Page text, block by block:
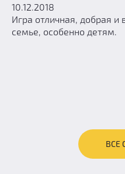
10.12.2018
Игра отличная, добрая и
семье, особенно детям.
ВСЕ